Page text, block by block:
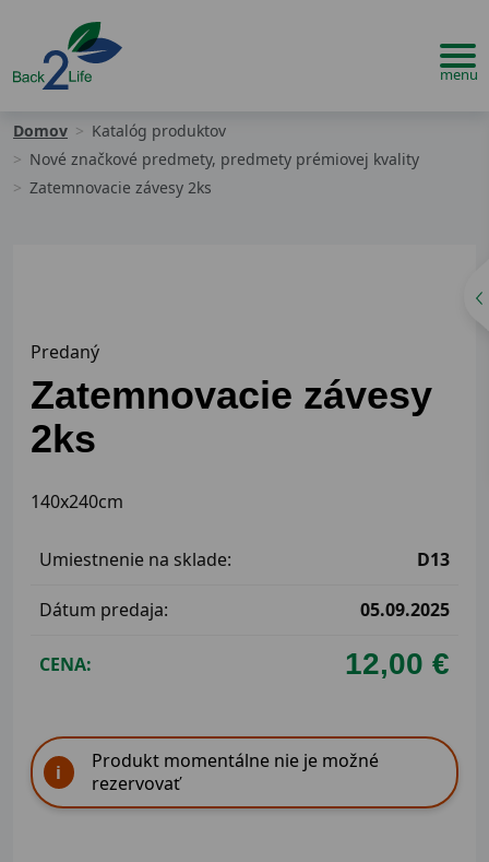
Domov
Katalóg produktov
Nové značkové predmety, predmety prémiovej kvality
Zatemnovacie závesy 2ks
Predaný
Zatemnovacie závesy
2ks
140x240cm
Umiestnenie na sklade: D13
Dátum predaja: 05.09.2025
CENA: 12,00 €
Produkt momentálne nie je možné
rezervovať